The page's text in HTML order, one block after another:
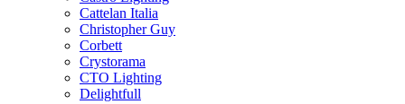
Cattelan Italia
Christopher Guy
Corbett
Crystorama
CTO Lighting
Delightfull